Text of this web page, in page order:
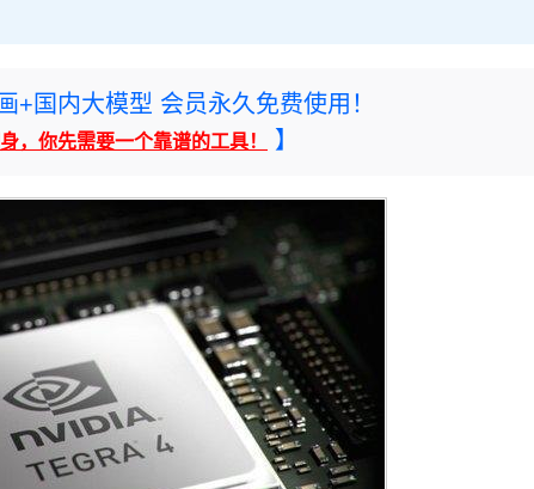
+国内大模型 会员永久免费使用！
，你先需要一个靠谱的工具！ 】